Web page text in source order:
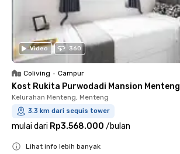
Video 360
Coliving • Campur
Kost Rukita Purwodadi Mansion Menteng
Kelurahan Menteng, Menteng
3.3 km dari sequis tower
mulai dari Rp3.568.000 /bulan
Lihat info lebih banyak